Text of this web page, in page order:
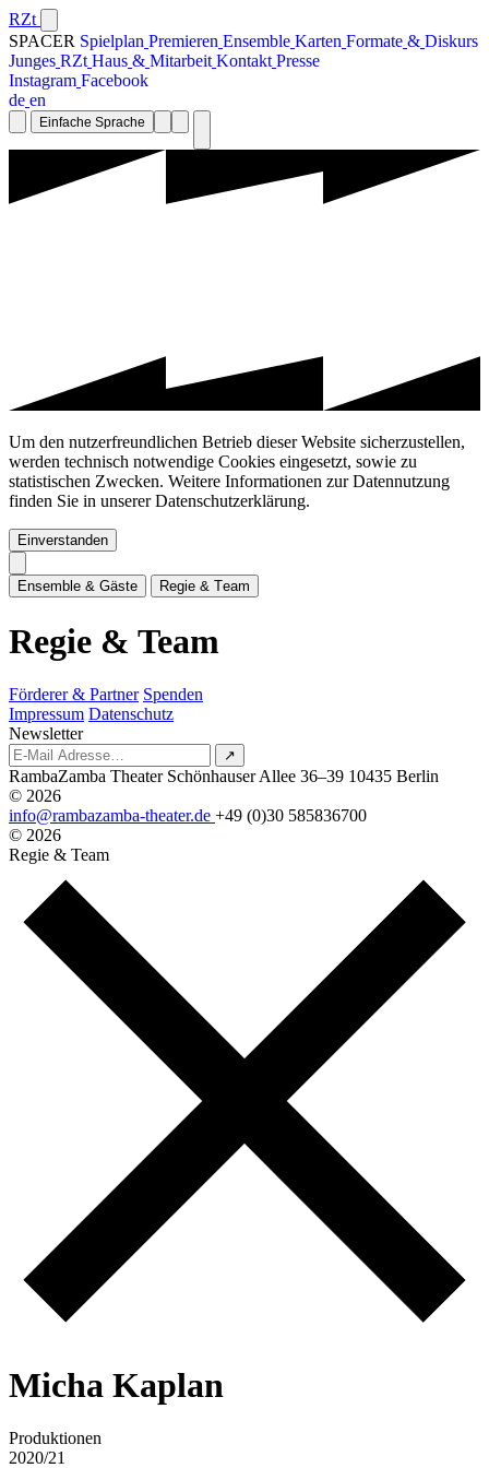
RZt
SPACER Spielplan Premieren Ensemble Karten Formate & Diskurs
Junges RZt Haus & Mitarbeit Kontakt Presse
Instagram Facebook
de en
Einfache Sprache
Um den nutzerfreundlichen Betrieb dieser Website sicherzustellen,
werden technisch notwendige Cookies eingesetzt, sowie zu
statistischen Zwecken. Weitere Informationen zur Datennutzung
finden Sie in unserer Datenschutzerklärung.
Einverstanden
Ensem b e & Gäste Regie & Team
Regie & Team
Förderer & Partner Spenden
Impressum Datenschutz
Newsletter
↗
RambaZamba Theater Schönhauser Allee 36–39 10435 Berlin
© 2026
info@rambazamba-theater.de +49 (0)30 585836700
© 2026
Regie & Team
Micha Kaplan
Produktionen
2020/21